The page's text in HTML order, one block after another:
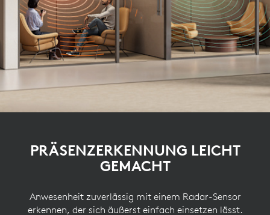
PRÄSENZERKENNUNG LEICHT
GEMACHT
Anwesenheit zuverlässig mit einem Radar-Sensor
erkennen, der sich äußerst einfach einsetzen lässt.